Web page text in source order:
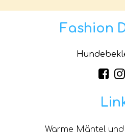
Fashion
Warme Mäntel